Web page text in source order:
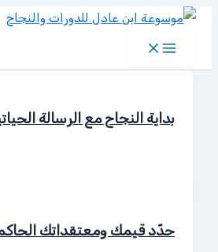
تخطي
المحتوى
بداية النجاح مع الرسالة
حدّد قيمك ومعتقداتك